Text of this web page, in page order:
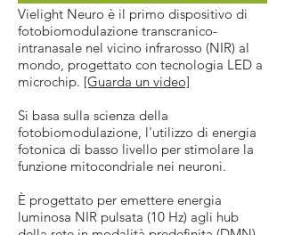
Vielight Neuro è il primo dispositivo di
fotobiomodulazione transcranico-
intranasale nel vicino infrarosso (NIR) al
mondo, progettato con tecnologia LED a
microchip. [Guarda un video]
Si basa sulla scienza della
fotobiomodulazione, l'utilizzo di energia
fotonica di basso livello per stimolare la
funzione mitocondriale nei neuroni.
È progettato per emettere energia
luminosa NIR pulsata (10 Hz) agli hub